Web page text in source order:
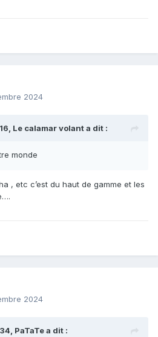
2024
Le calamar volanta dit :
monde
, etc c’est du haut de gamme et les
2024
PaTaTea dit :